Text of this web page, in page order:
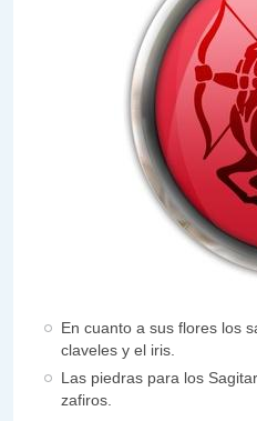
En cuanto a sus flores los
claveles y el iris.
Las piedras para los
zafiros.